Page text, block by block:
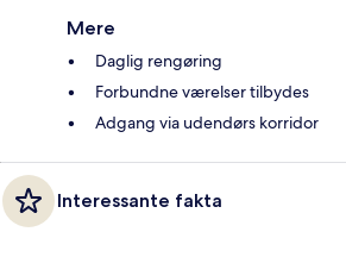
Mere
Daglig rengøring
Forbundne værelser tilbydes
Adgang via udendørs korridor
Interessante fakta